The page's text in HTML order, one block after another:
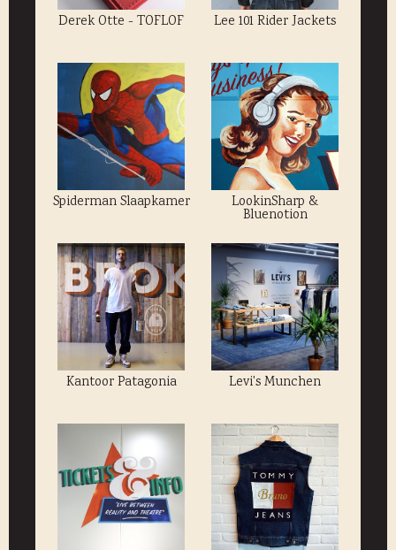
Derek Otte - TOFLOF Lee 101 Rider Jackets
Spiderman Slaapkamer LookinSharp &
Bluenotion
Kantoor Patagonia Levi's Munchen